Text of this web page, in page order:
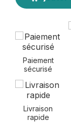
Paiement
sécurisé
Livraison
rapide